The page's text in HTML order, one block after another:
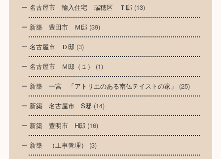
名古屋市 輸入住宅 瑞穂区 Ｔ邸(13)
新築 豊田市 Ｍ邸(39)
名古屋市 Ｄ邸(3)
名古屋市 Ｍ邸（１） (1)
新築 一宮 「アトリエのある南仏テイストの家」 (25)
新築 名古屋市 S邸(14)
新築 豊明市 H邸(16)
新築 （工事管理） (3)